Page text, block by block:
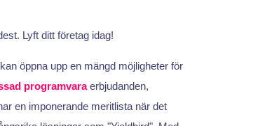
Lyft ditt företag idag!
öppna upp en mängd möjligheter för
programvaraerbjudanden,
en imponerande meritlista när det